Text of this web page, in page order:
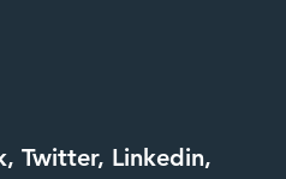
Twitter, Linkedin,